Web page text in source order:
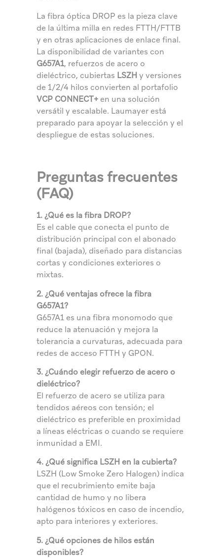
La fibra óptica DROP es la pieza clave
de la última milla en redes FTTH/FTTB
y en otras aplicaciones de enlace final.
La disponibilidad de variantes con
G657A1, refuerzos de acero o
dieléctrico, cubiertas LSZHy versiones
de 1/2/4 hilos convierten al portafolio
VCP CONNECT+ en una solución
versátil y escalable. Laumayer está
preparado para apoyar la selección y el
despliegue de estas soluciones.
Preguntas frecuentes
(FAQ)
1. ¿Qué es la fibra DROP?
Es el cable que conecta el punto de
distribución principal con el abonado
final (bajada), diseñado para distancias
cortas y condiciones exteriores o
mixtas.
2. ¿Qué ventajas ofrece la fibra
G657A1?
G657A1 es una fibra monomodo que
reduce la atenuación y mejora la
tolerancia a curvaturas, adecuada para
redes de acceso FTTH y GPON.
3. ¿Cuándo elegir refuerzo de acero o
dieléctrico?
El refuerzo de acero se utiliza para
tendidos aéreos con tensión; el
dieléctrico es preferible en proximidad
a líneas eléctricas o cuando se requiere
inmunidad a EMI.
4. ¿Qué significa LSZH en la cubierta?
LSZH (Low Smoke Zero Halogen) indica
que el recubrimiento emite baja
cantidad de humo y no libera
halógenos tóxicos en caso de incendio,
apto para interiores y exteriores.
5. ¿Qué opciones de hilos están
disponibles?